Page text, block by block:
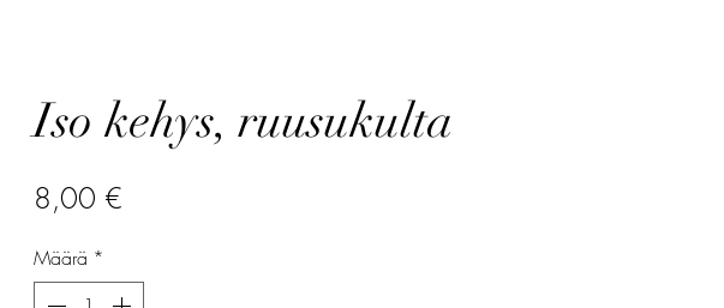
Iso kehys, ruusukulta
8,00 €
Määrä *